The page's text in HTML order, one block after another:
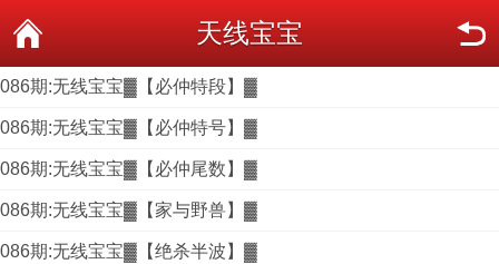
天线宝宝
086期:无线宝宝▓【必仲特段】▓
086期:无线宝宝▓【必仲特号】▓
086期:无线宝宝▓【必仲尾数】▓
086期:无线宝宝▓【家与野兽】▓
086期:无线宝宝▓【绝杀半波】▓